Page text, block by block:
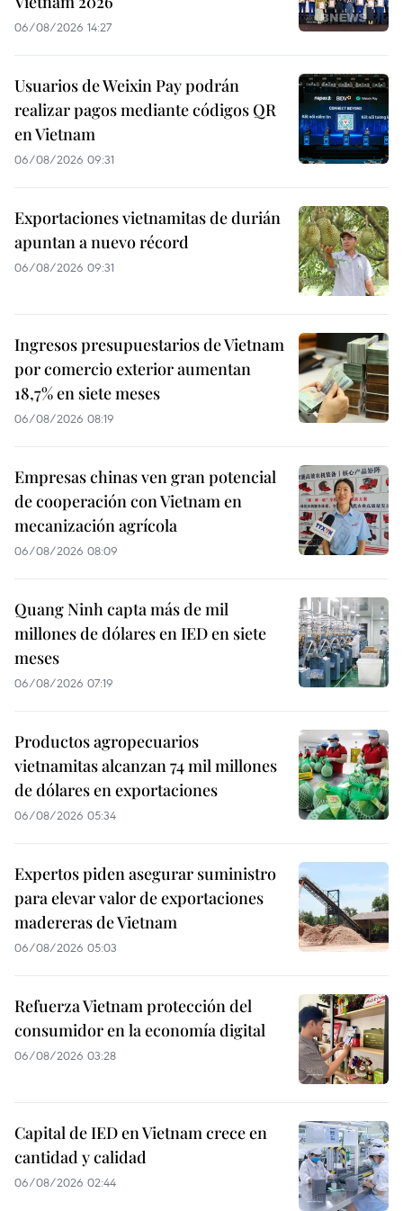
06/08/2026 14:27
Usuarios de Weixin Pay podrán
realizar pagos mediante códigos QR
en Vietnam
06/08/2026 09:31
Exportaciones vietnamitas de durián
apuntan a nuevo récord
06/08/2026 09:31
Ingresos presupuestarios de Vietnam
por comercio exterior aumentan
18,7% en siete meses
06/08/2026 08:19
Empresas chinas ven gran potencial
de cooperación con Vietnam en
mecanización agrícola
06/08/2026 08:09
Quang Ninh capta más de mil
millones de dólares en IED en siete
meses
06/08/2026 07:19
Productos agropecuarios
vietnamitas alcanzan 74 mil millones
de dólares en exportaciones
06/08/2026 05:34
Expertos piden asegurar suministro
para elevar valor de exportaciones
madereras de Vietnam
06/08/2026 05:03
Refuerza Vietnam protección del
consumidor en la economía digital
06/08/2026 03:28
Capital de IED en Vietnam crece en
cantidad y calidad
06/08/2026 02:44